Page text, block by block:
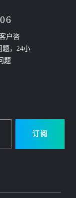
户咨
题，24小
题
订阅